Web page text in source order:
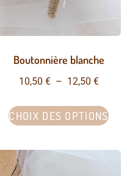
Boutonnière blanche
10,50 € – 12,50 €
CHOIX DES OPTIONS